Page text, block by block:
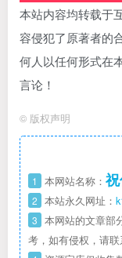
本站内容均转载于
容侵犯了原著者的
何人以任何形式在
言论！
© 版权声明
1 本网站名称：
2 本站永久网址：
3 本网站的文章部
考，如有侵权，请